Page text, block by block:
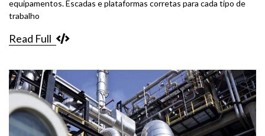
equipamentos. Escadas e plataformas corretas para cada tipo de
trabalho
Read Full